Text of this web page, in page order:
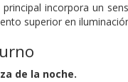
principal incorpora un
superior en
de la noche.